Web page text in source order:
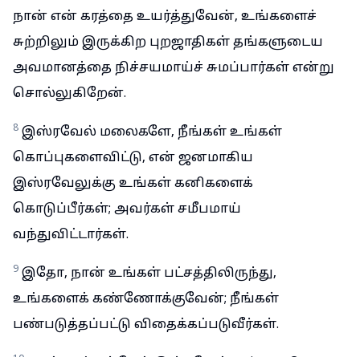
நான் என் கரத்தை உயர்த்துவேன், உங்களைச்
சுற்றிலும் இருக்கிற புறஜாதிகள் தங்களுடைய
அவமானத்தை நிச்சயமாய்ச் சுமப்பார்கள் என்று
சொல்லுகிறேன்.
8 இஸ்ரவேல் மலைகளே, நீங்கள் உங்கள்
கொப்புகளைவிட்டு, என் ஜனமாகிய
இஸ்ரவேலுக்கு உங்கள் கனிகளைக்
கொடுப்பீர்கள்; அவர்கள் சமீபமாய்
வந்துவிட்டார்கள்.
9 இதோ, நான் உங்கள் பட்சத்திலிருந்து,
உங்களைக் கண்ணோக்குவேன்; நீங்கள்
பண்படுத்தப்பட்டு விதைக்கப்படுவீர்கள்.